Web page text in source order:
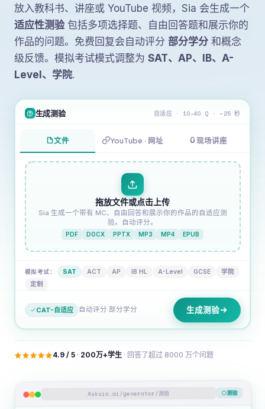
放入教科书、讲座或 YouTube 视频，Sia 会生成一个
适应性测验 包括多项选择题、自由回答题和展示你的
作品的问题。免费回复会自动评分 部分学分 和概念
级反馈。模拟考试模式调整为 SAT、AP、IB、A-
Level、学院.
生成测验 自适应 · 10–40 Q · ~25 秒
文件 YouTube · 网址 现场讲座
拖放文件或点击上传
Sia 生成一个带有 MC、自由回答和展示你的作品的自适应测
验。自动评分。
PDF DOCX PPTX MP3 MP4 EPUB
模拟考试： SAT ACT AP IB HL A-Level GCSE
学院
定制
CAT-自适应 自动评分·部分学分 生成测验
4.9 / 5 · 200万+学生 · 回答了超过 8000 万个问题
Asksia.ai/generator/测验 测验